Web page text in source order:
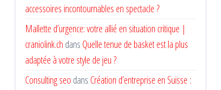
accessoires incontournables en spectacle ?
Mallette d’urgence: votre allié en situation critique |
craniolink.ch dans Quelle tenue de basket est la plus
adaptée à votre style de jeu ?
Consulting seo dans Création d’entreprise en Suisse :